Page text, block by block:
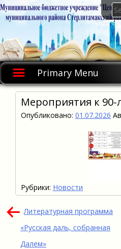
Skip
to
Primary Menu
Мероприятия к
Опубликовано: 01.07.2026
Рубрики: Новости
Навигация
по
записям
Литературная программа
«Русская даль, собранная
Далем»